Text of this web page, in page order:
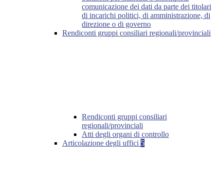
comunicazione dei dati da parte dei titolari
di incarichi politici, di amministrazione, di
direzione o di governo
Rendiconti gruppi consiliari regionali/provinciali
Rendiconti gruppi consiliari
regionali/provinciali
Atti degli organi di controllo
Articolazione degli uffici 5